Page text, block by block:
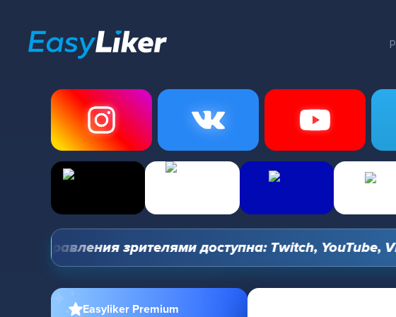
управления зрителями доступна: Twitch, YouTube, VK
Easyliker Premium